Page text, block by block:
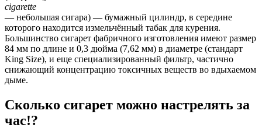
cigarette
— небольшая сигара) — бумажный цилиндр, в середине
которого находится измельчённый табак для курения.
Большинство сигарет фабричного изготовления имеют размер
84 мм по длине и 0,3 дюйма (7,62 мм) в диаметре (стандарт
King Size), и еще специализированный фильтр, частично
снижающий концентрацию токсичных веществ во вдыхаемом
дыме.
Сколько сигарет можно настрелять за
час!?